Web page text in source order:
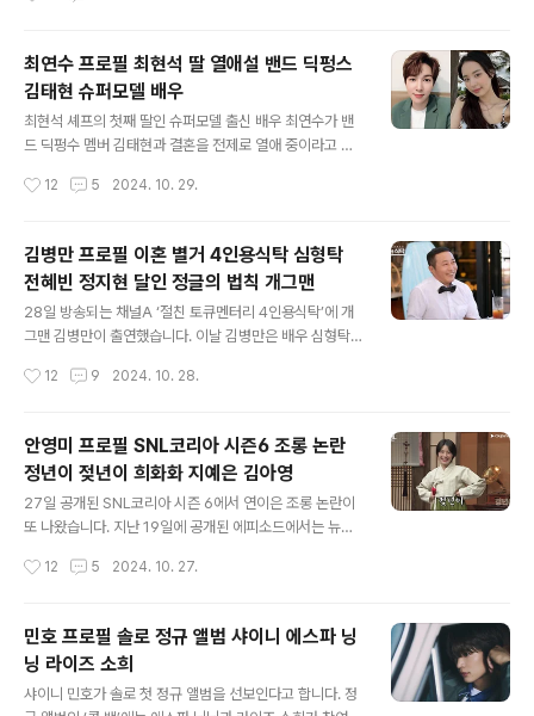
을 올렸습니다. 트리플스타와 전처 A씨는 2022년 5월에
결혼했고 3개월 뒤에 이혼했습니다. 당시 둘은 혼인신고를
하지 않았고 법적 부부가 아닌 사실혼 관계였습니다. 그리
고 B씨는 트리플스타에게 일방적으로 잠수이별을 당한 전
를 제보했습니다. 사생활 논란, 미슐랭 취업 로비, 폭언 및
최연수 프로필 최현석 딸 열애설 밴드 딕펑스
김태현 슈퍼모델 배우
최현석 셰프의 첫째 딸인 슈퍼모델 출신 배우 최연수가 밴
드 딕펑수 멤버 김태현과 결혼을 전제로 열애 중이라고 알
래를 보고 싶다는 생각이 들어서 서로 인생을 함께하기로
김태현 프로필딕펑스 프로필최현석 프로필 1. 최연수 김태
현29일 가요계에 따르면 김태현과 최연수는 결혼을 염두
해 두고 사랑을 키워가고 있으며 이들은 최근 양가 부모님
들께도 서로를 소개했다고 합니다. 내년 결혼을 목표로 만
남을 이어오고 있다고 합니다. 김태현은 1987년생, 최연
합니다. 김태현은 이날 딕펑스 공식 팬카페를 통해 힘들 때
12 5 2024. 10. 29.
김병만 프로필 이혼 별거 4인용식탁 심형탁
전혜빈 정지현 달인 정글의 법칙 개그맨
28일 방송되는 채널A ‘절친 토큐멘터리 4인용식탁’에 개
그맨 김병만이 출연했습니다. 이날 김병만은 배우 심형탁,
생 이야기를 나누며 김병만과의 소중한 인연을 전할 예정
이혼에 대한 심경을 밝혔다고 합니다. 김병만 이혼김병만
4인용식탁김병만 프로필심형탁 프로필전혜빈 프로필정지
현 프로필 1. 김병만 이혼김병만은 2011년에 결혼 후 1년
만인 2012년에 별거를 10년동안 하다가 2020년 이혼하
게 된 이유를 방송에서 설명했습니다. 김병만은 이혼 사실
이 무너질까 두려워서 끈을 놓지 못했다며 속으로는 슬프
12 9 2024. 10. 28.
안영미 프로필 SNL코리아 시즌6 조롱 논란
정년이 젖년이 희화화 지예은 김아영
27일 공개된 SNL코리아 시즌 6에서 연이은 조롱 논란이
또 나왔습니다. 지난 19일에 공개된 에피소드에서는 뉴진
며 한국 최초로 노벨 문학상을 수상한 작가 한강의 자세와
리아 조롱SNL코리아 그 전의 희화화안영미 프로필지예은
프로필김아영 프로필 1. SNL코리아 조롱26일 공개된 쿠
팡플레이 예능 프로그램 ‘SNL코리아’ 시즌 6 9회에서는
화제중인 tvn 드라마 ‘정년이’를 외설적으로 패러디해서 대
12 5 2024. 10. 27.
민호 프로필 솔로 정규 앨범 샤이니 에스파 닝
닝 라이즈 소희
샤이니 민호가 솔로 첫 정규 앨범을 선보인다고 합니다. 정